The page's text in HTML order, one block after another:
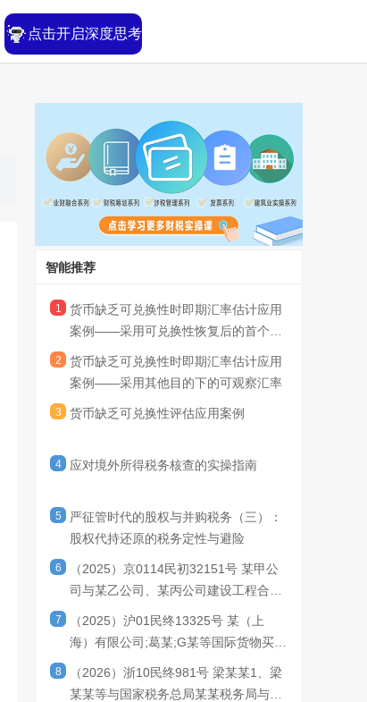
点击开启深度思考
智能推荐
1
货币缺乏可兑换性时即期汇率估计应用
案例——采用可兑换性恢复后的首个汇
率
2
货币缺乏可兑换性时即期汇率估计应用
案例——采用其他目的下的可观察汇率
3 货币缺乏可兑换性评估应用案例
4 应对境外所得税务核查的实操指南
5
严征管时代的股权与并购税务（三）：
股权代持还原的税务定性与避险
6
（2025）京0114民初32151号 某甲公
司与某乙公司、某丙公司建设工程合同
纠纷一审民事判决书
7
（2025）沪01民终13325号 某（上
海）有限公司;葛某;G某等国际货物买卖
合同纠纷二审民事判决书
8
（2026）浙10民终981号 梁某某1、梁
某某等与国家税务总局某某税务局与郭